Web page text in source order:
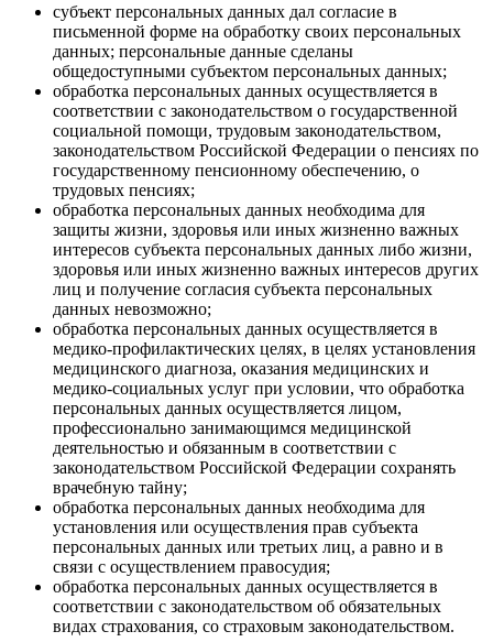
субъект персональных данных дал согласие в
письменной форме на обработку своих персональных
данных; персональные данные сделаны
общедоступными субъектом персональных данных;
обработка персональных данных осуществляется в
соответствии с законодательством о государственной
социальной помощи, трудовым законодательством,
законодательством Российской Федерации о пенсиях по
государственному пенсионному обеспечению, о
трудовых пенсиях;
обработка персональных данных необходима для
защиты жизни, здоровья или иных жизненно важных
интересов субъекта персональных данных либо жизни,
здоровья или иных жизненно важных интересов других
лиц и получение согласия субъекта персональных
данных невозможно;
обработка персональных данных осуществляется в
медико-профилактических целях, в целях установления
медицинского диагноза, оказания медицинских и
медико-социальных услуг при условии, что обработка
персональных данных осуществляется лицом,
профессионально занимающимся медицинской
деятельностью и обязанным в соответствии с
законодательством Российской Федерации сохранять
врачебную тайну;
обработка персональных данных необходима для
установления или осуществления прав субъекта
персональных данных или третьих лиц, а равно и в
связи с осуществлением правосудия;
обработка персональных данных осуществляется в
соответствии с законодательством об обязательных
видах страхования, со страховым законодательством.